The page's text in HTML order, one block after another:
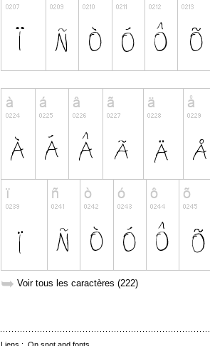
➥ Voir tous les caractères (222)